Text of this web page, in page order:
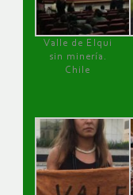
Valle de Elqui
sin minería.
Chile